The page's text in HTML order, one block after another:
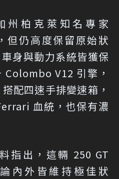
州柏克萊知名專家
但仍高度保留原始狀
身與動力系統皆獲保
V12 引擎，
配四速手排變速箱，
血統，也保有濃
指出，這輛 250 GT
內外皆維持極佳狀